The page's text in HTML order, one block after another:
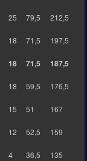
25 79,5 212,5
18 71,5 197,5
18 71,5 187,5
18 59,5 176,5
15 51 167
12 52,5 159
4 36,5 135